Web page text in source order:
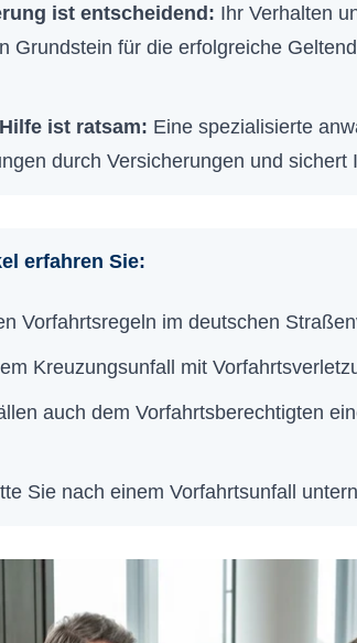
ist entscheidend: Ihr Verhalten
Grundstein für die erfolgreiche
ist ratsam: Eine spezialisierte
durch Versicherungen und sichert
erfahren Sie:
Vorfahrtsregeln im deutschen
Kreuzungsunfall mit
auch dem Vorfahrtsberechtigten
Sie nach einem Vorfahrtsunfall